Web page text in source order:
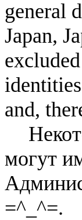
general
Japan,
and,
могут
=^_^=.